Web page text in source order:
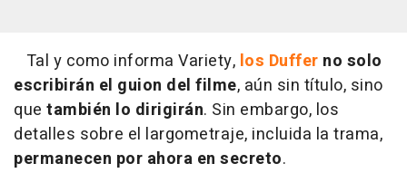
Tal y como informa Variety, los Duffer no solo
escribirán el guion del filme, aún sin título, sino
que también lo dirigirán. Sin embargo, los
detalles sobre el largometraje, incluida la trama,
permanecen por ahora en secreto.